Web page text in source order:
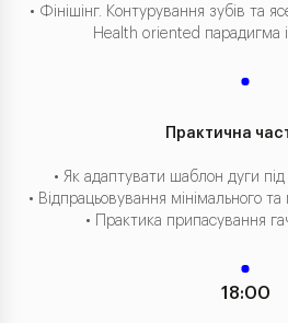
• Фінішінг. Контурування зубів та
Health oriented парадигма і
Практична
• Як адаптувати шаблон дуги
• Відпрацьовування мінімального
• Практика припасування
18:00